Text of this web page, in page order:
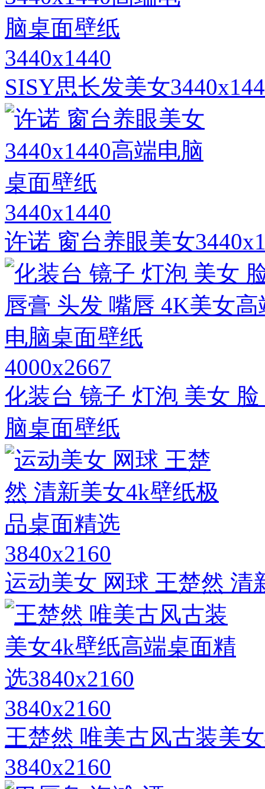
3440x1440
SISY思长发美女
3440x1440
许诺 窗台养眼美女
4000x2667
化装台 镜子 灯泡 美女
脑桌面壁纸
3840x2160
运动美女 网球 王楚然 清
3840x2160
王楚然 唯美古风古装美
3840x2160